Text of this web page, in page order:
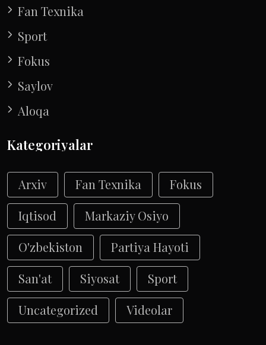
Fan Texnika
Sport
Fokus
Saylov
Aloqa
Kategoriyalar
Arxiv Fan Texnika
Fokus
Iqtisod
Markaziy Osiyo
O'zbekiston
Partiya Hayoti
San'at
Siyosat
Sport
Uncategorized
Videolar